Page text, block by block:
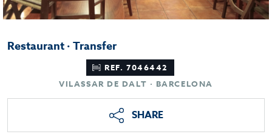
Restaurant · Transfer
REF. 7046442
VILASSAR DE DALT · BARCELONA
SHARE